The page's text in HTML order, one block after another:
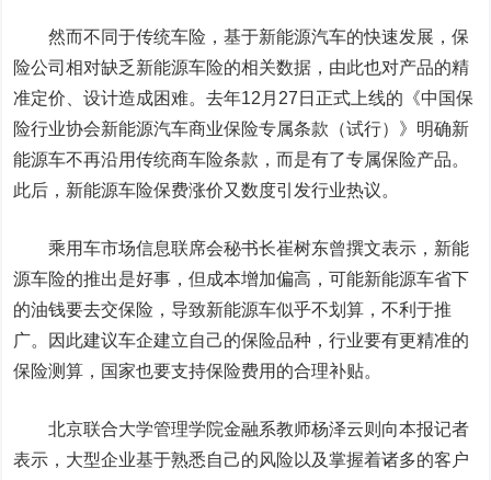
然而不同于传统车险，基于新能源汽车的快速发展，保
险公司相对缺乏新能源车险的相关数据，由此也对产品的精
准定价、设计造成困难。去年12月27日正式上线的《中国保
险行业协会新能源汽车商业保险专属条款（试行）》明确新
能源车不再沿用传统商车险条款，而是有了专属保险产品。
此后，新能源车险保费涨价又数度引发行业热议。
乘用车市场信息联席会秘书长崔树东曾撰文表示，新能
源车险的推出是好事，但成本增加偏高，可能新能源车省下
的油钱要去交保险，导致新能源车似乎不划算，不利于推
广。因此建议车企建立自己的保险品种，行业要有更精准的
保险测算，国家也要支持保险费用的合理补贴。
北京联合大学管理学院金融系教师杨泽云则向本报记者
表示，大型企业基于熟悉自己的风险以及掌握着诸多的客户